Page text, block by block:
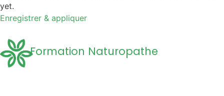
yet.
Enregistrer & appliquer
Formation Naturopathe